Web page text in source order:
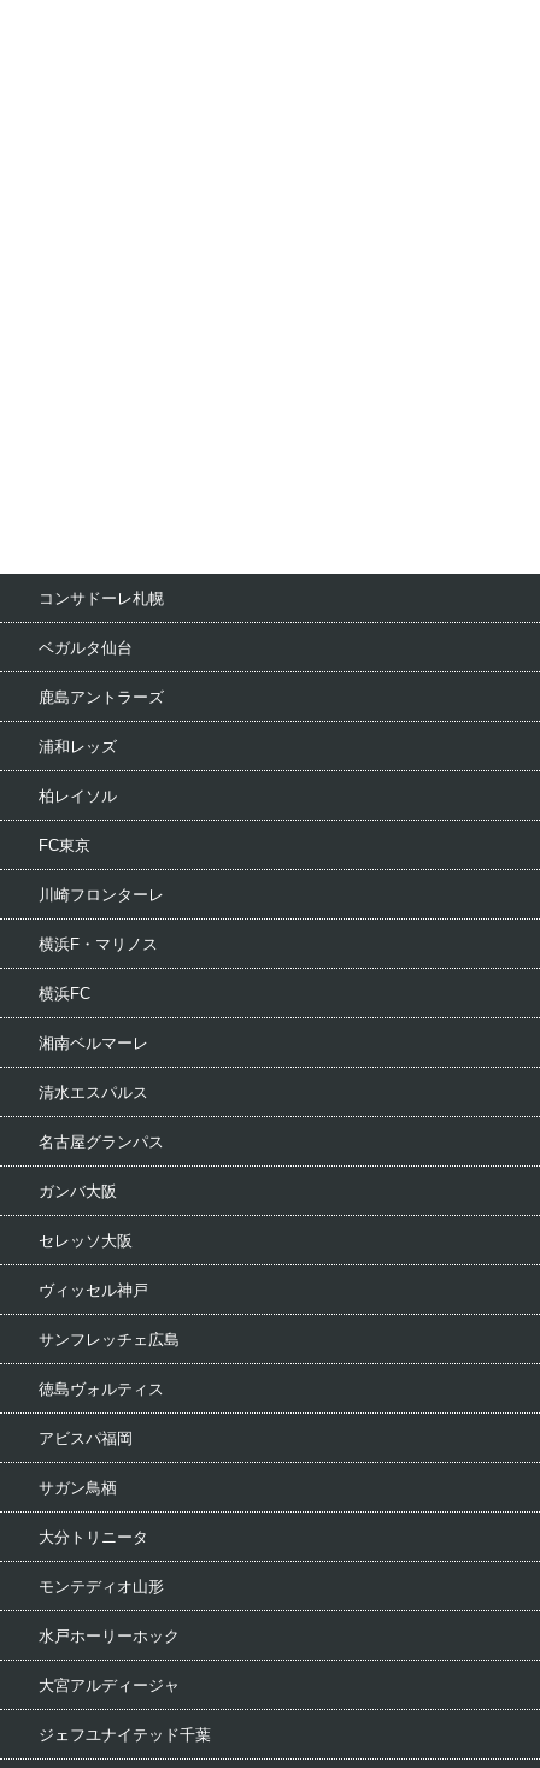
コンサドーレ札幌
ベガルタ仙台
鹿島アントラーズ
浦和レッズ
柏レイソル
FC東京
川崎フロンターレ
横浜F・マリノス
横浜FC
湘南ベルマーレ
清水エスパルス
名古屋グランパス
ガンバ大阪
セレッソ大阪
ヴィッセル神戸
サンフレッチェ広島
徳島ヴォルティス
アビスパ福岡
サガン鳥栖
大分トリニータ
モンテディオ山形
水戸ホーリーホック
大宮アルディージャ
ジェフユナイテッド千葉